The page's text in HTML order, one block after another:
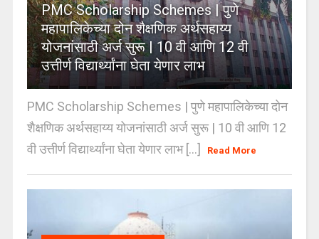
PMC Scholarship Schemes | पुणे
महापालिकेच्या दोन शैक्षणिक अर्थसहाय्य
योजनांसाठी अर्ज सुरू | 10 वी आणि 12 वी
उत्तीर्ण विद्यार्थ्यांना घेता येणार लाभ
PMC Scholarship Schemes | पुणे महापालिकेच्या दोन
शैक्षणिक अर्थसहाय्य योजनांसाठी अर्ज सुरू | 10 वी आणि 12
वी उत्तीर्ण विद्यार्थ्यांना घेता येणार लाभ [...]
Read More